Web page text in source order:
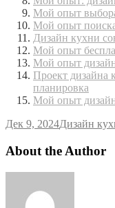
Мой опыт
Мой опыт
Дизайн кухни
Мой опыт
Мой опыт
Проект дизайна
планировка
Мой опыт
Дек 9, 2024Дизайн
About the Author